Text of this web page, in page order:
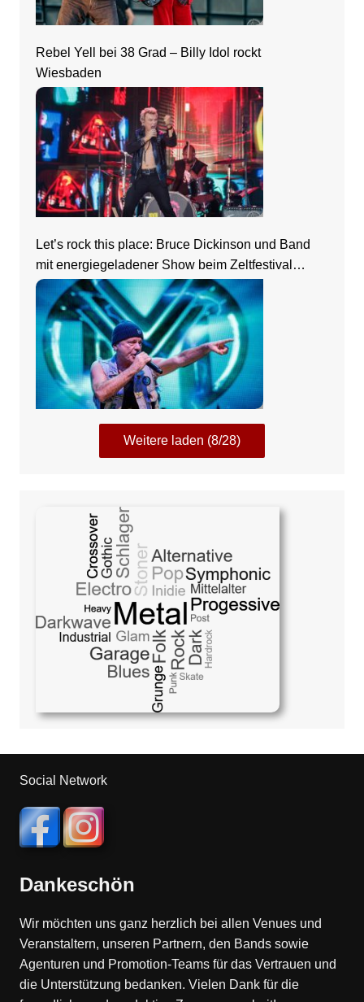
Rebel Yell bei 38 Grad – Billy Idol rockt
Wiesbaden
Let’s rock this place: Bruce Dickinson und Band
mit energiegeladener Show beim Zeltfestival
Rhein-Neckar
Weitere laden (8/28)
Social Network
Dankeschön
Wir möchten uns ganz herzlich bei allen Venues und
Veranstaltern, unseren Partnern, den Bands sowie
Agenturen und Promotion-Teams für das Vertrauen und
die Unterstützung bedanken. Vielen Dank für die